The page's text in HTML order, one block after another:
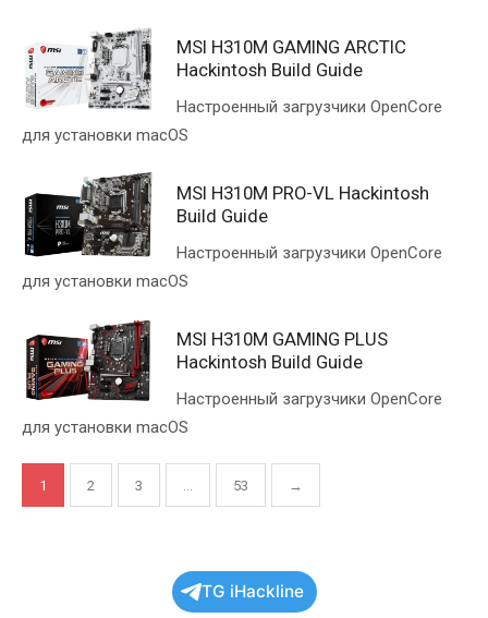
MSI H310M GAMING ARCTIC
Hackintosh Build Guide
Настроенный загрузчики OpenCore
для установки macOS
MSI H310M PRO-VL Hackintosh
Build Guide
Настроенный загрузчики OpenCore
для установки macOS
MSI H310M GAMING PLUS
Hackintosh Build Guide
Настроенный загрузчики OpenCore
для установки macOS
Пагинация
записей
1 2 3 … 53 →
TG iHackline